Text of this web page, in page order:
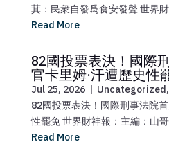
萁：民衆自發爲食安發聲 世界
Read More
82國投票表決！國際
官卡里姆·汗遭歷史性
Jul 25, 2026 | Uncategorized,
82國投票表決！國際刑事法院
性罷免 世界財神報：主編：山
Read More